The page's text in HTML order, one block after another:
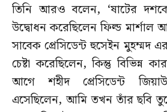
তিনি আরও বলেন, ‘ষাটের দশকে
উদ্বোধন করেছিলেন ফিল্ড মার্শাল
সাবেক প্রেসিডেন্ট হুসেইন মুহম্মদ
চেষ্টা করেছিলেন, কিন্তু বিভিন্ন
আগে শহীদ প্রেসিডেন্ট
এসেছিলেন, আমি তখন তাঁর ছবি